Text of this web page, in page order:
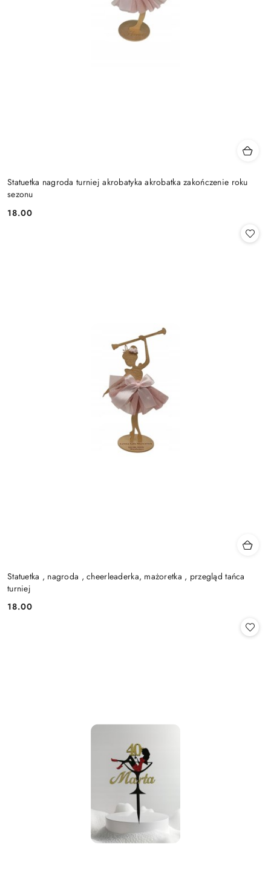
Statuetka nagroda turniej akrobatyka akrobatka zakończenie roku
sezonu
Cena:
18.00
Statuetka , nagroda , cheerleaderka, mażoretka , przegląd tańca
turniej
Cena:
18.00